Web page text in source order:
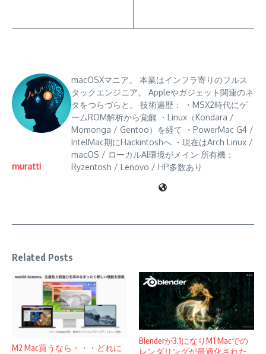
muratti
macOSXマニア。 本業はインフラ寄りのフルス
タックエンジニア。 Appleやガジェット関連のネ
タをつらづらと。 技術遍歴： ・MSX2時代にゲ
ームROM解析から覚醒 ・Linux（Kondara /
Momonga / Gentoo）を経て ・PowerMac G4 /
IntelMac期にHackintoshへ ・現在はArch Linux /
macOS / ローカルAI環境がメイン 所有機：
Ryzentosh / Lenovo / HP多数あり
Related Posts
M2 Mac買うなら・・・どれに
Blenderが3.1になりM1 Macでの
レンダリングが最適化された